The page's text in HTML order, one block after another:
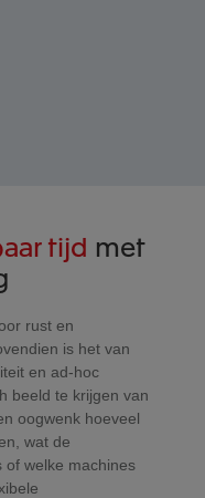
tijd met
rust en
is het van
en ad-hoc
beeld te krijgen van
oogwenk hoeveel
wat de
of welke machines